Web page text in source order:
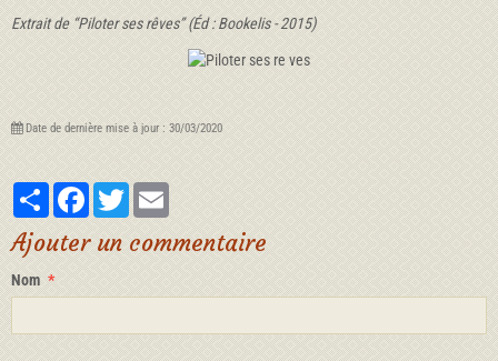
Extrait de “Piloter ses rêves” (Éd : Bookelis - 2015)
Date de dernière mise à jour : 30/03/2020
PartagerFacebookTwitter
Ajouter un commentaire
Nom